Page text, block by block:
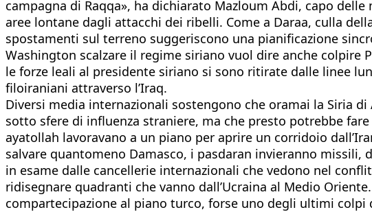
campagna di Raqqa», ha dichiarato Mazloum Abdi, capo
aree lontane dagli attacchi dei ribelli. Come a Daraa, culla
spostamenti sul terreno suggeriscono una pianificazione
Washington scalzare il regime siriano vuol dire anche colpire
le forze leali al presidente siriano si sono ritirate dalle linee
filoiraniani attraverso l’Iraq.
Diversi media internazionali sostengono che oramai la Siria
sotto sfere di influenza straniere, ma che presto potrebbe
ayatollah lavoravano a un piano per aprire un corridoio
salvare quantomeno Damasco, i pasdaran invieranno
in esame dalle cancellerie internazionali che vedono nel
ridisegnare quadranti che vanno dall’Ucraina al Medio
compartecipazione al piano turco, forse uno degli ultimi